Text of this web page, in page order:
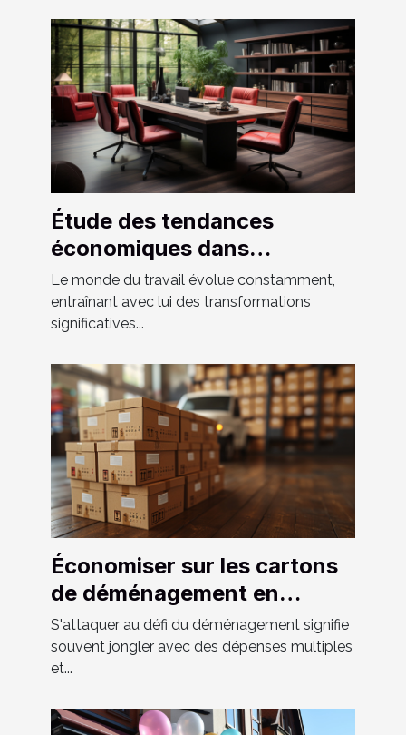
Étude des tendances
économiques dans
l'industrie du mobilier de
bureau en France
Le monde du travail évolue constamment,
entraînant avec lui des transformations
significatives...
Économiser sur les cartons
de déménagement en
période de haute saison
S'attaquer au défi du déménagement signifie
souvent jongler avec des dépenses multiples
et...